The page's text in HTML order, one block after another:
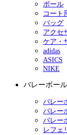
ボール
コート
バッグ
アクセ
ケア・
adidas
ASICS
NIKE
バレーボール
バレー
バレー
バレー
レフェ